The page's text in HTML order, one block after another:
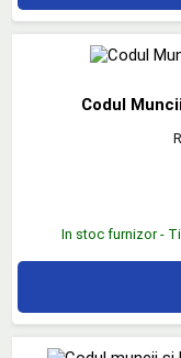
Codul
In stoc furnizor -